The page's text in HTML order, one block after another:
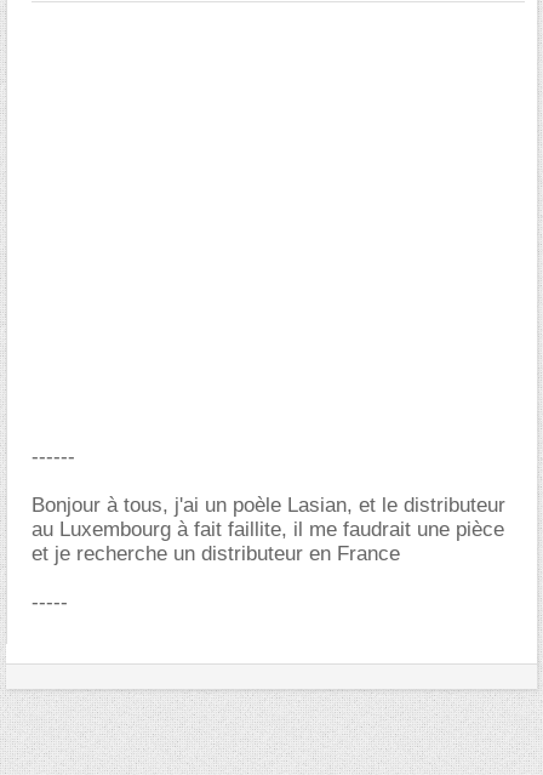
------
Bonjour à tous, j'ai un poèle Lasian, et le distributeur
au Luxembourg à fait faillite, il me faudrait une pièce
et je recherche un distributeur en France
-----